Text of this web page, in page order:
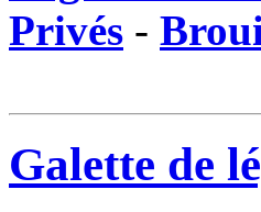
Privés -
Galette de